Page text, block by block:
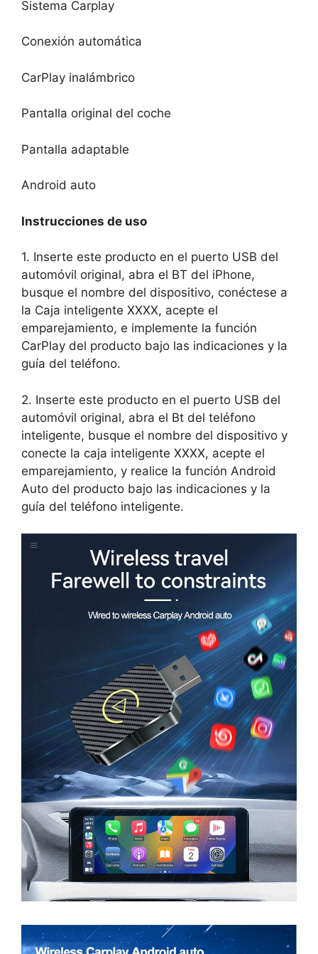
Sistema Carplay
Conexión automática
CarPlay inalámbrico
Pantalla original del coche
Pantalla adaptable
Android auto
Instrucciones de uso
1. Inserte este producto en el puerto USB del
automóvil original, abra el BT del iPhone,
busque el nombre del dispositivo, conéctese a
la Caja inteligente XXXX, acepte el
emparejamiento, e implemente la función
CarPlay del producto bajo las indicaciones y la
guía del teléfono.
2. Inserte este producto en el puerto USB del
automóvil original, abra el Bt del teléfono
inteligente, busque el nombre del dispositivo y
conecte la caja inteligente XXXX, acepte el
emparejamiento, y realice la función Android
Auto del producto bajo las indicaciones y la
guía del teléfono inteligente.